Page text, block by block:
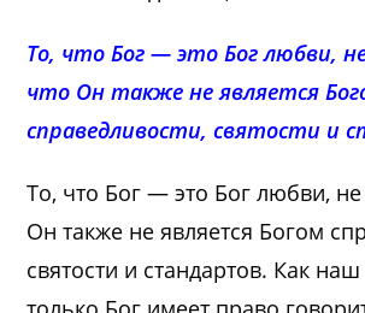
То, что Бог — это Бог любви,
что Он также не является
справедливости, святости и
То, что Бог — это Бог любви, не
Он также не является Богом
святости и стандартов. Как